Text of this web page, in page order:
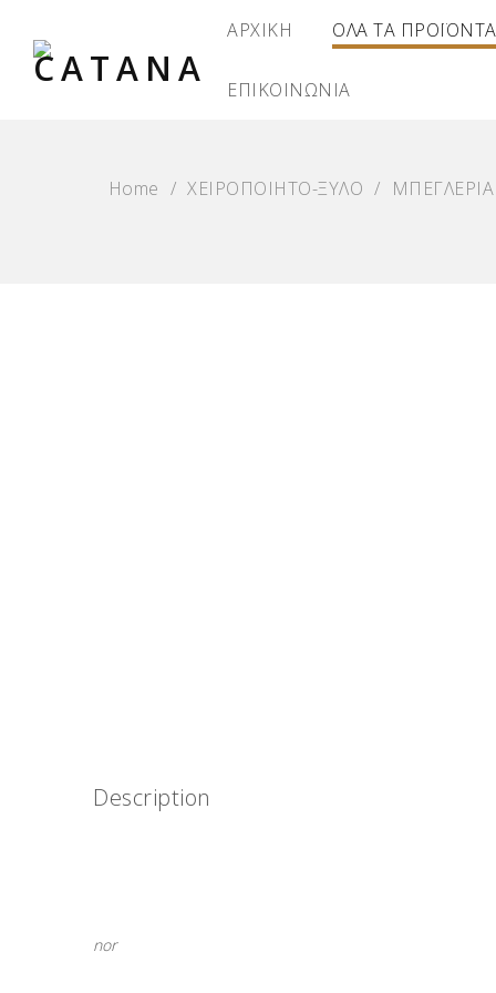
ΑΡΧΙΚΗ ΟΛΑ ΤΑ ΠΡΟΪΟΝΤΑ
ΕΠΙΚΟΙΝΩΝΙΑ
Home / ΧΕΙΡΟΠΟΙΗΤΟ-ΞΥΛΟ /
Description
nor